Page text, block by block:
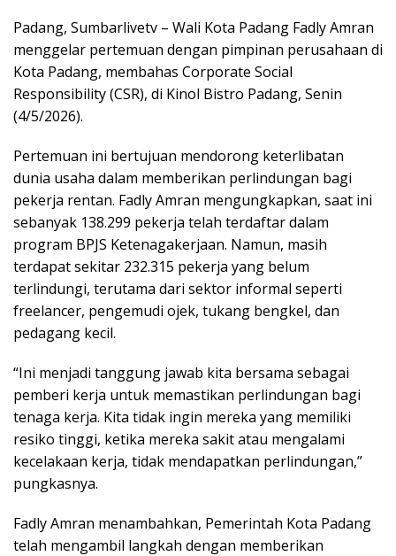
Padang, Sumbarlivetv – Wali Kota Padang Fadly Amran
menggelar pertemuan dengan pimpinan perusahaan di
Kota Padang, membahas Corporate Social
Responsibility (CSR), di Kinol Bistro Padang, Senin
(4/5/2026).
Pertemuan ini bertujuan mendorong keterlibatan
dunia usaha dalam memberikan perlindungan bagi
pekerja rentan. Fadly Amran mengungkapkan, saat ini
sebanyak 138.299 pekerja telah terdaftar dalam
program BPJS Ketenagakerjaan. Namun, masih
terdapat sekitar 232.315 pekerja yang belum
terlindungi, terutama dari sektor informal seperti
freelancer, pengemudi ojek, tukang bengkel, dan
pedagang kecil.
“Ini menjadi tanggung jawab kita bersama sebagai
pemberi kerja untuk memastikan perlindungan bagi
tenaga kerja. Kita tidak ingin mereka yang memiliki
resiko tinggi, ketika mereka sakit atau mengalami
kecelakaan kerja, tidak mendapatkan perlindungan,”
pungkasnya.
Fadly Amran menambahkan, Pemerintah Kota Padang
telah mengambil langkah dengan memberikan